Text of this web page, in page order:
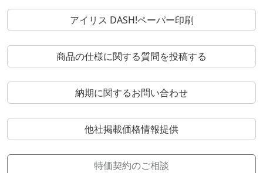
アイリス DASH!ペーパー印刷
商品の仕様に関する質問を投稿する
納期に関するお問い合わせ
他社掲載価格情報提供
特価契約のご相談